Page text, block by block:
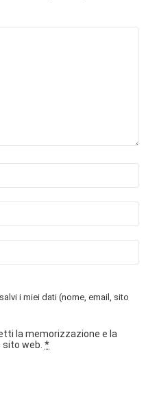
i miei dati (nome, email, sito
la memorizzazione e la
web. *